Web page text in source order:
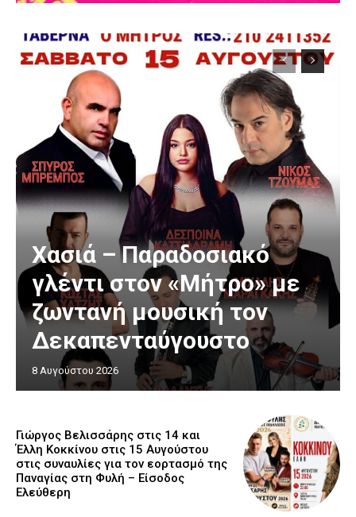
Χασιά – Παραδοσιακό
γλέντι στον «Μήτρο» με
ζωντανή μουσική τον
Δεκαπενταύγουστο
8 Αυγούστου 2026
Γιώργος Βελισσάρης στις 14 και
Έλλη Κοκκίνου στις 15 Αυγούστου
στις συναυλίες για τον εορτασμό της
Παναγίας στη Φυλή – Είσοδος
Ελεύθερη